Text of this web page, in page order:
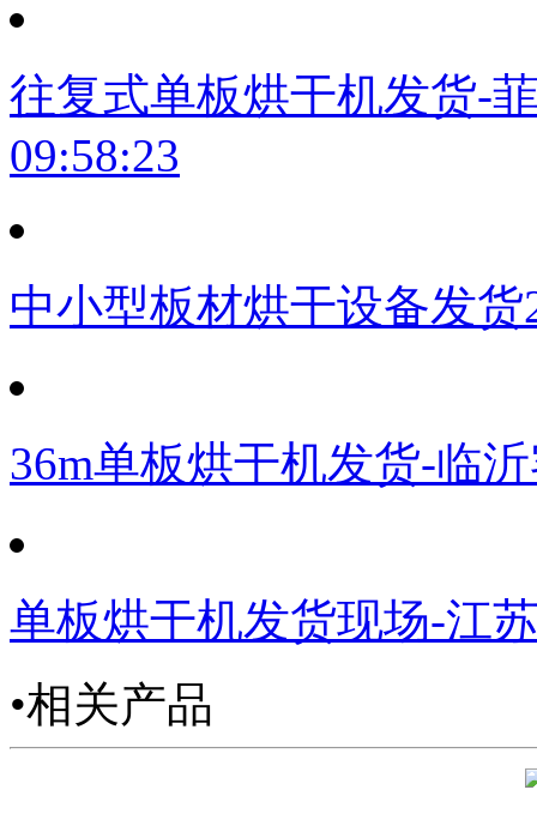
往复式单板烘干机发货-
09:58:23
中小型板材烘干设备发货
36m单板烘干机发货-临
单板烘干机发货现场-江
•相关产品